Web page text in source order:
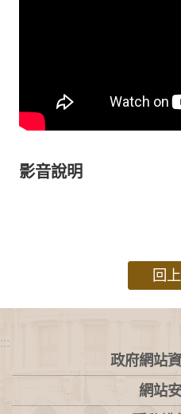
影音說明
回
:::
政府網站
網站